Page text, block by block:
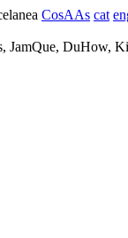
CosAAs cat
JamQue, DuHow,